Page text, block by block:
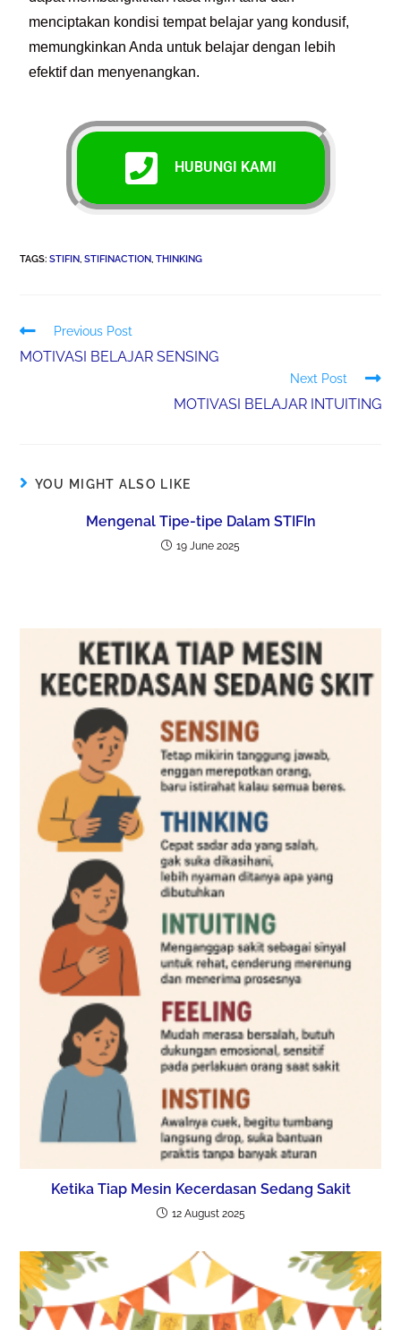
menciptakan kondisi tempat belajar yang kondusif,
memungkinkan Anda untuk belajar dengan lebih
efektif dan menyenangkan.
HUBUNGI KAMI
TAGS:STIFIN, STIFINACTION, THINKING
Previous Post
MOTIVASI BELAJAR SENSING
Next Post
MOTIVASI BELAJAR INTUITING
YOU MIGHT ALSO LIKE
Mengenal Tipe-tipe Dalam STIFIn
19 June 2025
Ketika Tiap Mesin Kecerdasan Sedang Sakit
12 August 2025